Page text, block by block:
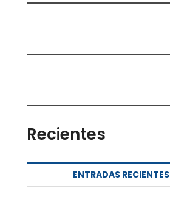
Recientes
ENTRADAS RECIENTES